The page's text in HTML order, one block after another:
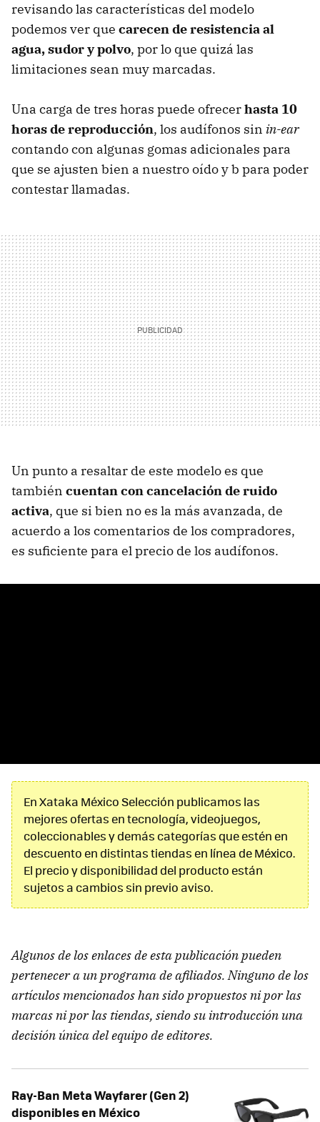
revisando las características del modelo
podemos ver que carecen de resistencia al
agua, sudor y polvo, por lo que quizá las
limitaciones sean muy marcadas.
Una carga de tres horas puede ofrecerhasta 10
horas de reproducción, los audífonos sin in-ear
contando con algunas gomas adicionales para
que se ajusten bien a nuestro oído y b para poder
contestar llamadas.
Un punto a resaltar de este modelo es que
también cuentan con cancelación de ruido
activa, que si bien no es la más avanzada, de
acuerdo a los comentarios de los compradores,
es suficiente para el precio de los audífonos.
En Xataka México Selección publicamos las
mejores ofertas en tecnología, videojuegos,
coleccionables y demás categorías que estén en
descuento en distintas tiendas en línea de México.
El precio y disponibilidad del producto están
sujetos a cambios sin previo aviso.
Algunos de los enlaces de esta publicación pueden
pertenecer a un programa de afiliados. Ninguno de los
artículos mencionados han sido propuestos ni por las
marcas ni por las tiendas, siendo su introducción una
decisión única del equipo de editores.
Ray-Ban Meta Wayfarer (Gen 2)
disponibles en México